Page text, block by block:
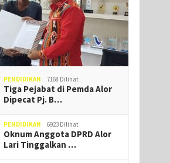
PENDIDIKAN 7168 Dilihat
Tiga Pejabat di Pemda Alor
Dipecat Pj. B…
PENDIDIKAN 6923 Dilihat
Oknum Anggota DPRD Alor
Lari Tinggalkan …